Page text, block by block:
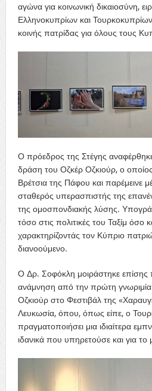
αγώνα για κοινωνική δικαιοσύνη,
Ελληνοκυπρίων και
κοινής πατρίδας για όλους τους
Ο πρόεδρος της Στέγης αναφέρθηκε
δράση του Οζκέρ Οζκιούρ, ο
Βρέτσια της Πάφου και παρέμεινε
σταθερός υπερασπιστής της
της ομοσπονδιακής λύσης.
τόσο στις πολιτικές του Ταξίμ όσο
χαρακτηρίζοντάς τον Κύπριο
διανοούμενο.
Ο Δρ. Σοφόκλη μοιράστηκε
ανάμνηση από την πρώτη
Οζκιούρ στο Φεστιβάλ της
Λευκωσία, όπου, όπως είπε, ο
πραγματοποιήσει μια ιδιαίτερα
ιδανικά που υπηρετούσε και για